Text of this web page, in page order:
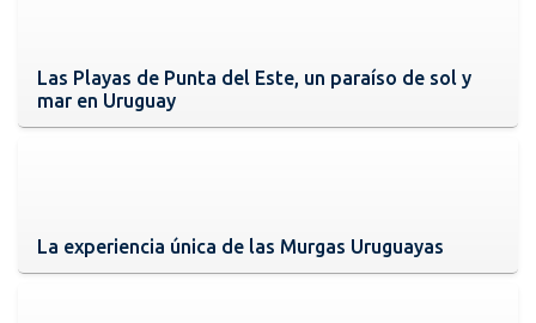
Las Playas de Punta del Este, un paraíso de sol y
mar en Uruguay
La experiencia única de las Murgas Uruguayas